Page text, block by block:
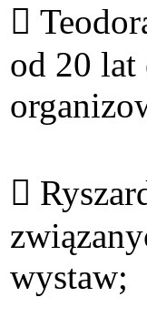

od 20 lat

wystaw;